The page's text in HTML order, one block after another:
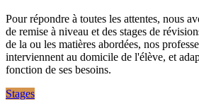
Pour répondre à toutes les attentes, nous
de remise à niveau et des stages de
de la ou les matières abordées, nos
interviennent au domicile de l'élève, et
fonction de ses besoins.
Stages